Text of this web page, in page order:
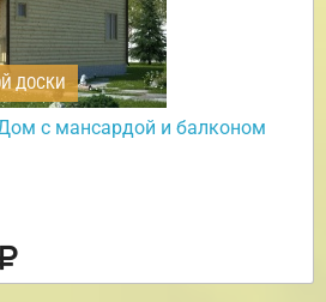
ДОСКИ
с мансардой и балконом